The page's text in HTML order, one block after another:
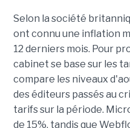
Selon la société
ont connu une inflation
12 derniers mois. Pour
cabinet se base sur les
compare les niveaux
des éditeurs passés au
tarifs sur la période.
de 15%, tandis que